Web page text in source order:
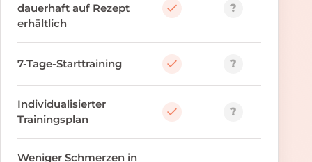
dauerhaft auf Rezept
erhältlich
?
7-Tage-Starttraining ?
Individualisierter
Trainingsplan
?
Weniger Schmerzen in